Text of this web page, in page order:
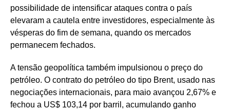
possibilidade de intensificar ataques contra o país
elevaram a cautela entre investidores, especialmente às
vésperas do fim de semana, quando os mercados
permanecem fechados.
A tensão geopolítica também impulsionou o preço do
petróleo. O contrato do petróleo do tipo Brent, usado nas
negociações internacionais, para maio avançou 2,67% e
fechou a US$ 103,14 por barril, acumulando ganho